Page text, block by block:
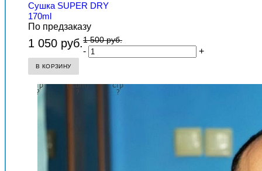
Сушка SUPER DRY
170ml
По предзаказу
1 050 руб.1 500 руб.
- +
В КОРЗИНУ